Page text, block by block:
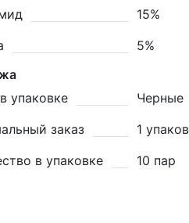
15%
5%
упаковке
Черные
заказ
1
в упаковке
10 пар